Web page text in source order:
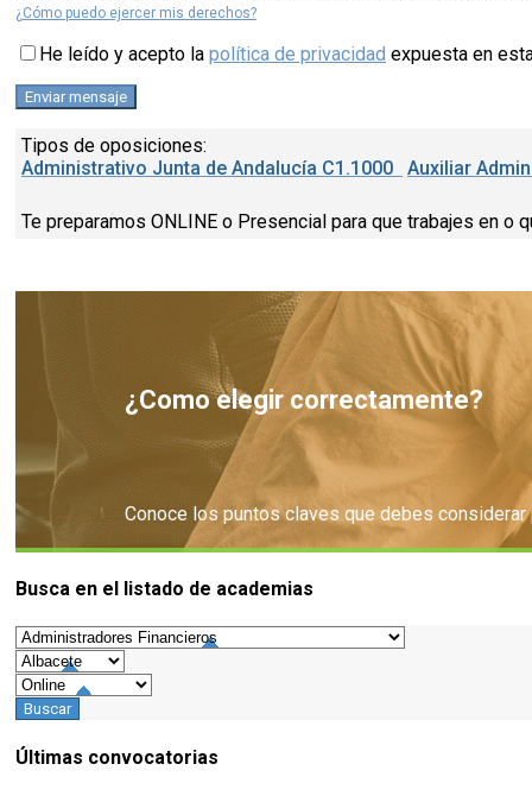
¿Cómo puedo ejercer mis derechos?
He leído y acepto la política de privacidad expuesta en
Tipos de oposiciones:
Administrativo Junta de Andalucía C1.1000
Auxiliar
Te preparamos ONLINE o Presencial para que trabajes en o
¿Como elegir correctamente?
Conoce los puntos claves que debes
Consejos
Busca en el listado de academias
Últimas convocatorias